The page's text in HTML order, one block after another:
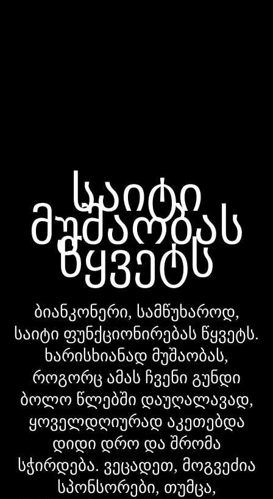
საიტი
მუშაობას
წყვეტს
ბიანკონერი, სამწუხაროდ,
საიტი ფუნქციონირებას წყვეტს.
ხარისხიანად მუშაობას,
როგორც ამას ჩვენი გუნდი
ბოლო წლებში დაუღალავად,
ყოველდღიურად აკეთებდა
დიდი დრო და შრომა
სჭირდება. ვეცადეთ, მოგვეძია
სპონსორები, თუმცა,